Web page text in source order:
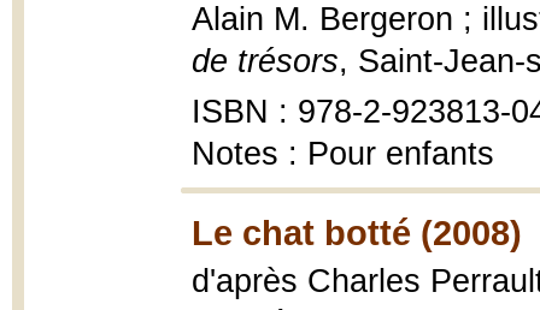
Alain M. Bergeron ;
de trésors, Saint-Jean-
ISBN : 978-2-923813-
Notes : Pour enfants
Le chat botté (2008)
d'après Charles